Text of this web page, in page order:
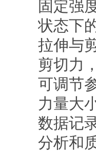
固定强
状态下
拉伸与
剪切力
可调节
力量大
数据记
分析和